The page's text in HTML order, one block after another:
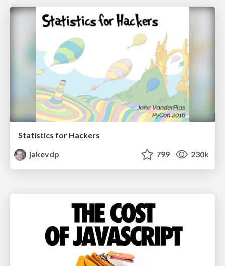
Statistics for Hackers
jakevdp
799 230k